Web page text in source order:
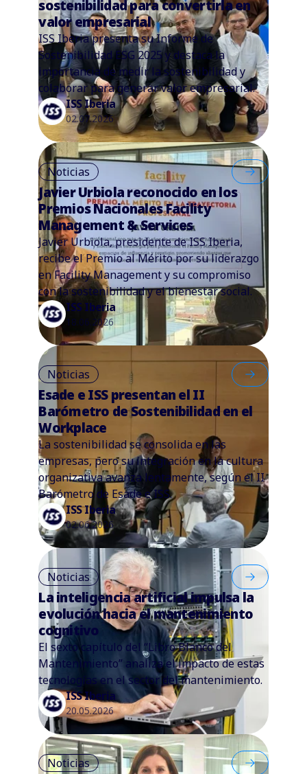
sostenibilidad para convertirla en
valor empresarial
ISS Iberia presenta su Informe de
Sostenibilidad ESG 2025 y destaca la
importancia de medir la sostenibilidad y
colaborar para generar valor empresarial.
ISS Iberia
02.07.2026
Noticias
Javier Urbiola reconocido en los
Premios Nacionales Facility
Management & Services
Javier Urbiola, presidente de ISS Iberia,
recibe el Premio al Mérito por su liderazgo
en Facility Management y su compromiso
con la sostenibilidad y el bienestar social.
ISS Iberia
18.06.2026
Noticias
Esade e ISS presentan el II
Barómetro de Sostenibilidad en el
Workplace
La sostenibilidad se consolida en las
empresas, pero su integración en la cultura
organizativa avanza lentamente, según el II
Barómetro de Esade e ISS.
ISS Iberia
02.06.2026
Noticias
La inteligencia artificial impulsa la
evolución hacia el mantenimiento
cognitivo
El sexto capítulo del “Libro Blanco del
Mantenimiento” analiza el impacto de estas
tecnologías en el sector del mantenimiento.
ISS Iberia
20.05.2026
Noticias